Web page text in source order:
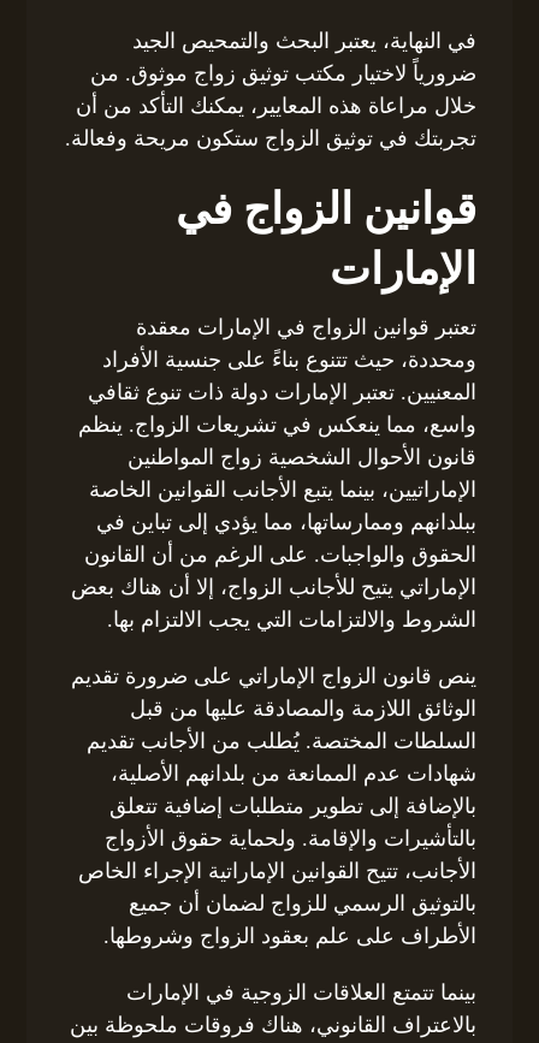
في النهاية، يعتبر البحث والتمحيص الجيد
ضرورياً لاختيار مكتب توثيق زواج موثوق. من
خلال مراعاة هذه المعايير، يمكنك التأكد من أن
تجربتك في توثيق الزواج ستكون مريحة وفعالة.
قوانين الزواج في
الإمارات
تعتبر قوانين الزواج في الإمارات معقدة
ومحددة، حيث تتنوع بناءً على جنسية الأفراد
المعنيين. تعتبر الإمارات دولة ذات تنوع ثقافي
واسع، مما ينعكس في تشريعات الزواج. ينظم
قانون الأحوال الشخصية زواج المواطنين
الإماراتيين، بينما يتبع الأجانب القوانين الخاصة
ببلدانهم وممارساتها، مما يؤدي إلى تباين في
الحقوق والواجبات. على الرغم من أن القانون
الإماراتي يتيح للأجانب الزواج، إلا أن هناك بعض
الشروط والالتزامات التي يجب الالتزام بها.
ينص قانون الزواج الإماراتي على ضرورة تقديم
الوثائق اللازمة والمصادقة عليها من قبل
السلطات المختصة. يُطلب من الأجانب تقديم
شهادات عدم الممانعة من بلدانهم الأصلية،
بالإضافة إلى تطوير متطلبات إضافية تتعلق
بالتأشيرات والإقامة. ولحماية حقوق الأزواج
الأجانب، تتيح القوانين الإماراتية الإجراء الخاص
بالتوثيق الرسمي للزواج لضمان أن جميع
الأطراف على علم بعقود الزواج وشروطها.
بينما تتمتع العلاقات الزوجية في الإمارات
بالاعتراف القانوني، هناك فروقات ملحوظة بين